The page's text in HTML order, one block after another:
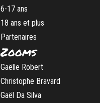
6-17 ans
18 ans et plus
Partenaires
Zooms
Gaëlle Robert
Christophe Bravard
Gaël Da Silva